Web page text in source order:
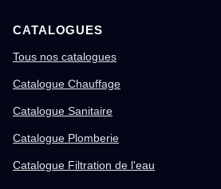
CATALOGUES
Tous nos catalogues
Catalogue Chauffage
Catalogue Sanitaire
Catalogue Plomberie
Catalogue Filtration de l'eau